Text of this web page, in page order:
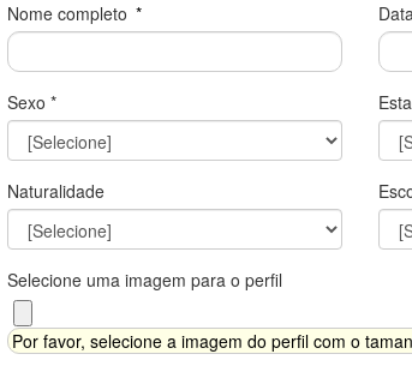
Nome completo *
Sexo *
Naturalidade
Selecione uma imagem para o perfil
Por favor, selecione a imagem do perfil com o